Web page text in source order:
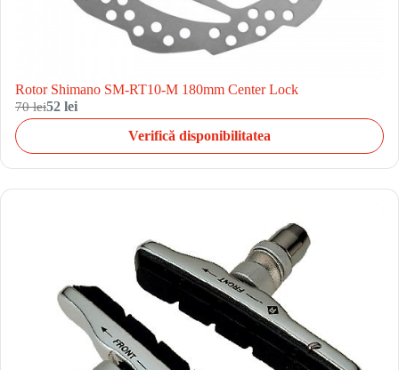
Rotor Shimano SM-RT10-M 180mm Center Lock
70 lei52 lei
Verifică disponibilitatea